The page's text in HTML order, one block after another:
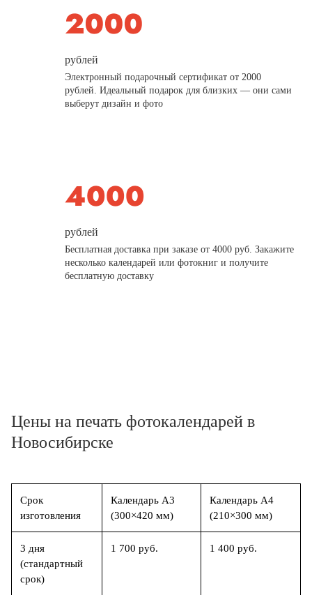
рублей
Электронный подарочный сертификат от 2000
рублей. Идеальный подарок для близких — они сами
выберут дизайн и фото
рублей
Бесплатная доставка при заказе от 4000 руб. Закажите
несколько календарей или фотокниг и получите
бесплатную доставку
Цены на печать фотокалендарей в
Новосибирске
Срок
изготовления
Календарь А3
(300×420 мм)
Календарь А4
(210×300 мм)
3 дня
(стандартный
срок)
1 700 руб. 1 400 руб.